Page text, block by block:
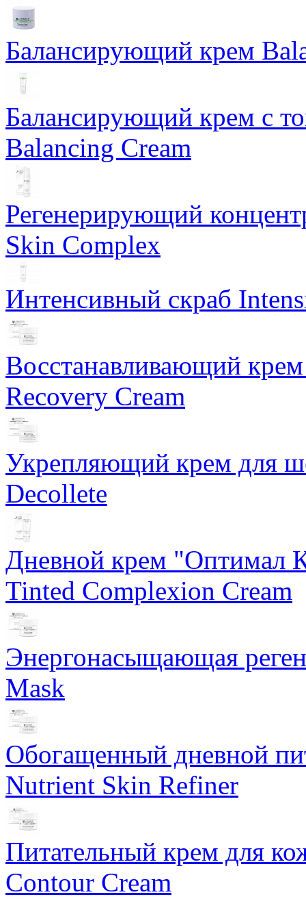
Балансирующий крем
Балансирующий крем с
Balancing Cream
Регенерирующий
Skin Complex
Интенсивный скраб
Восстанавливающий
Recovery Cream
Укрепляющий крем для
Decollete
Дневной крем "Оптимал
Tinted Complexion Cream
Энергонасыщающая
Mask
Обогащенный дневной
Nutrient Skin Refiner
Питательный крем для
Contour Cream